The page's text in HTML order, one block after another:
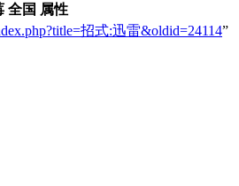
全国 属性
招式:迅雷&oldid=24114”